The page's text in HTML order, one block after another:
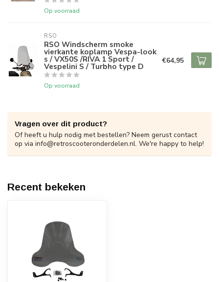
Op voorraad
RSO
RSO Windscherm smoke
vierkante koplamp Vespa-look
s / VX50S /RIVA 1 Sport /
Vespelini S / Turbho type D
Op voorraad
€64,95
Vragen over dit product?
Of heeft u hulp nodig met bestellen? Neem gerust contact
op via info@retroscooteronderdelen.nl. We're happy to help!
Recent bekeken